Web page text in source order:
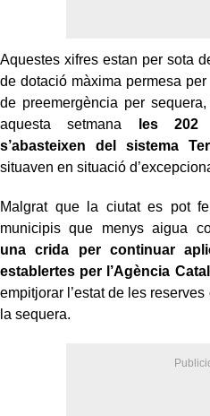
Aquestes xifres estan per sota
de dotació màxima permesa
de preemergència per
aquesta setmana les 202
s’abasteixen del sistema
situaven en situació
Malgrat que la ciutat es pot
municipis que menys aigua
una crida per continuar
establertes per l’Agència
empitjorar l’estat de les
la sequera.